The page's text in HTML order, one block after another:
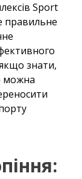
Sport
правильне
знати,
можна